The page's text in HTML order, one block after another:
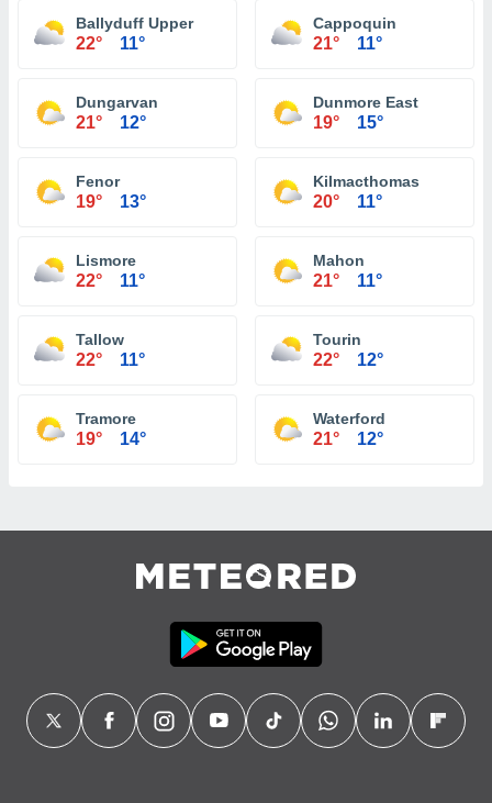
Ballyduff Upper
22° 11°
Cappoquin
21° 11°
Dungarvan
21° 12°
Dunmore East
19° 15°
Fenor
19° 13°
Kilmacthomas
20° 11°
Lismore
22° 11°
Mahon
21° 11°
Tallow
22° 11°
Tourin
22° 12°
Tramore
19° 14°
Waterford
21° 12°